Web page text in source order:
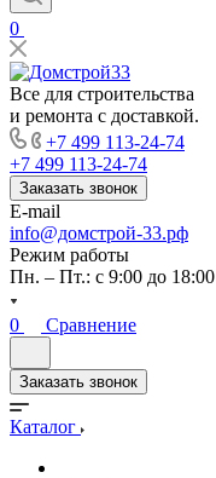
0
Все для строительства
и ремонта с доставкой.
+7 499 113-24-74
+7 499 113-24-74
Заказать звонок
E-mail
info@домстрой-33.рф
Режим работы
Пн. – Пт.: с 9:00 до 18:00
0 Сравнение
Заказать звонок
Каталог